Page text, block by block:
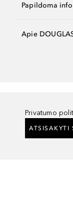
Papildoma
Apie
Privatumo
ATSISAKYTI